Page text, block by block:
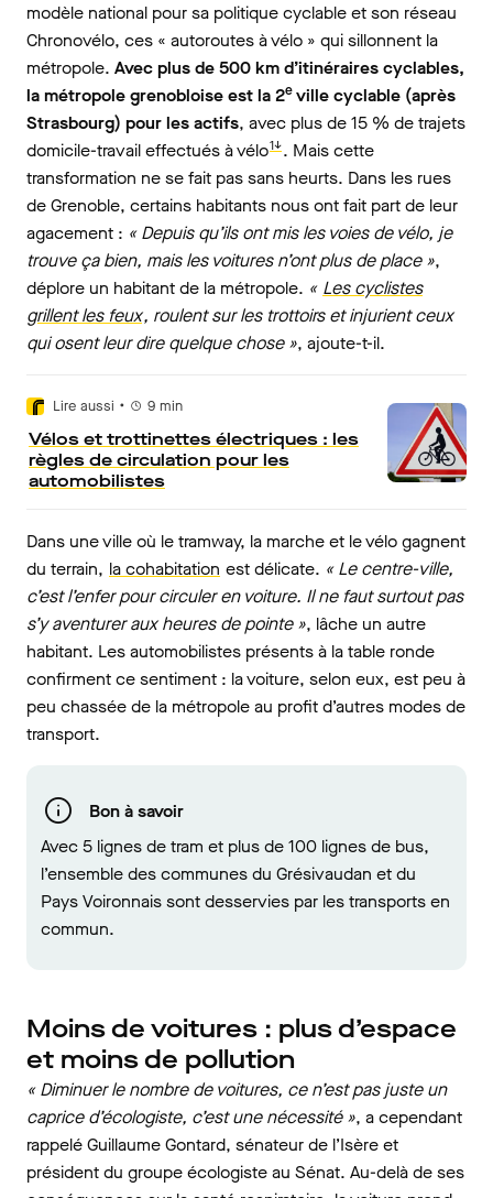
modèle national pour sa politique cyclable et son réseau
Chronovélo, ces « autoroutes à vélo » qui sillonnent la
métropole. Avec plus de 500 km d’itinéraires cyclables,
la métropole grenobloise est la 2eville cyclable (après
Strasbourg) pour les actifs, avec plus de 15 % de trajets
domicile-travail effectués à vélo1↓. Mais cette
transformation ne se fait pas sans heurts. Dans les rues
de Grenoble, certains habitants nous ont fait part de leur
agacement : « Depuis qu’ils ont mis les voies de vélo, je
trouve ça bien, mais les voitures n’ont plus de place »,
déplore un habitant de la métropole. « Les cyclistes
grillent les feux, roulent sur les trottoirs et injurient ceux
qui osent leur dire quelque chose », ajoute-t-il.
Lire aussi • 9 min
Vélos et trottinettes électriques : les
règles de circulation pour les
automobilistes
Dans une ville où le tramway, la marche et le vélo gagnent
du terrain, la cohabitation est délicate. « Le centre-ville,
c’est l’enfer pour circuler en voiture. Il ne faut surtout pas
s’y aventurer aux heures de pointe », lâche un autre
habitant. Les automobilistes présents à la table ronde
confirment ce sentiment : la voiture, selon eux, est peu à
peu chassée de la métropole au profit d’autres modes de
transport.
Bon à savoir
Avec 5 lignes de tram et plus de 100 lignes de bus,
l’ensemble des communes du Grésivaudan et du
Pays Voironnais sont desservies par les transports en
commun.
Moins de voitures : plus d’espace
et moins de pollution
« Diminuer le nombre de voitures, ce n’est pas juste un
caprice d’écologiste, c’est une nécessité », a cependant
rappelé Guillaume Gontard, sénateur de l’Isère et
président du groupe écologiste au Sénat. Au-delà de ses